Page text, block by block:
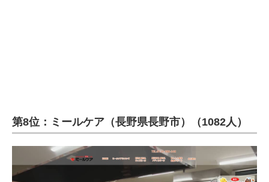
第8位：ミールケア（長野県長野市）（1082人）